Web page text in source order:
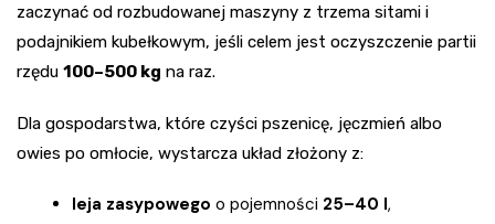
zaczynać od rozbudowanej maszyny z trzema sitami i
podajnikiem kubełkowym, jeśli celem jest oczyszczenie partii
rzędu 100–500 kg na raz.
Dla gospodarstwa, które czyści pszenicę, jęczmień albo
owies po omłocie, wystarcza układ złożony z:
leja zasypowego o pojemności 25–40 l,